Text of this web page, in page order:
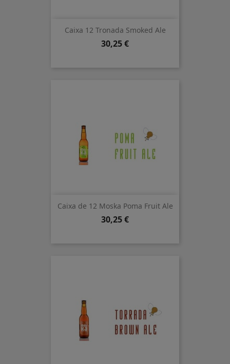
Caixa 12 Tronada Smoked Ale
Preu
30,25 €
Caixa de 12 Moska Poma Fruit Ale
Preu
30,25 €